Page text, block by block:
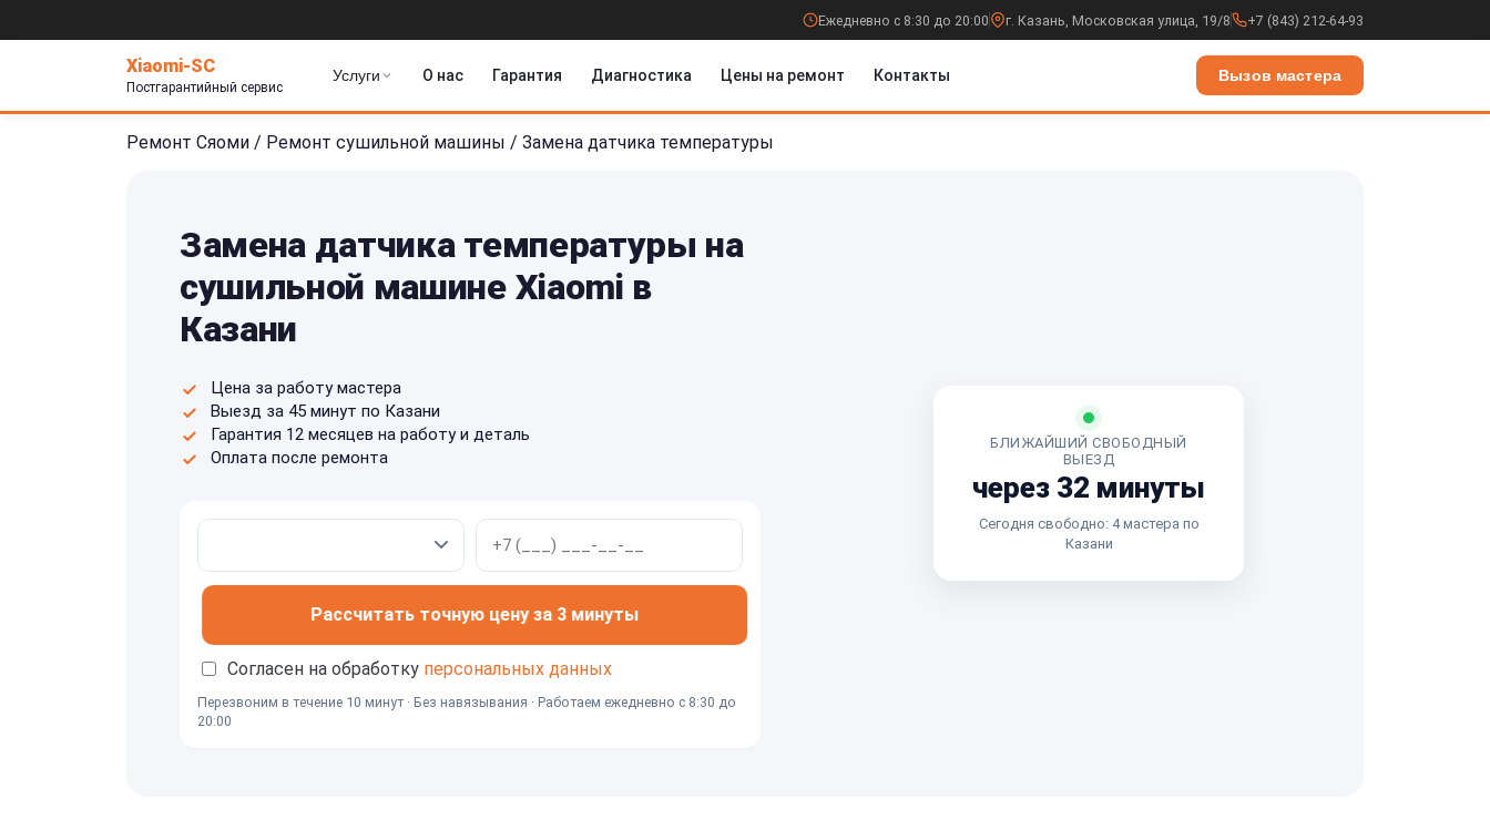
Ежедневно с 8:30 до 20:00 г. Казань, Московская улица, 19/8 +7 (843) 212-64-93
Xiaomi-SC
Постгарантийный сервис
Услуги О нас Гарантия Диагностика Цены на ремонт Контакты Вызов мастера
Ремонт Сяоми / Ремонт сушильной машины / Замена датчика температуры
Замена датчика температуры на
сушильной машине Xiaomi в
Казани
Цена за работу мастера
Выезд за 45 минут по Казани
Гарантия 12 месяцев на работу и деталь
Оплата после ремонта
Рассчитать точную цену за 3 минуты
Согласен на обработку персональных данных
Перезвоним в течение 10 минут · Без навязывания · Работаем ежедневно с 8:30 до
20:00
БЛИЖАЙШИЙ СВОБОДНЫЙ
ВЫЕЗД
через 32 минуты
Сегодня свободно: 4 мастера по
Казани